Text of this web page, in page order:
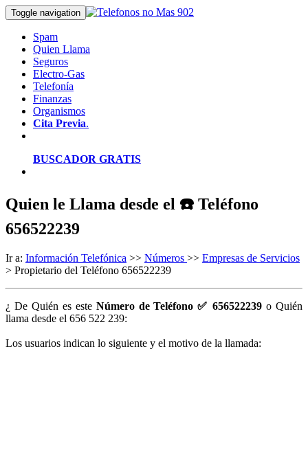
Toggle navigation
Spam
Quien Llama
Seguros
Electro-Gas
Telefonía
Finanzas
Organismos
Cita Previa.
BUSCADOR GRATIS
Quien le Llama desde el ☎️ Teléfono
656522239
Ir a: Información Telefónica >> Números >> Empresas de Servicios
> Propietario del Teléfono 656522239
¿ De Quién es este Número de Teléfono ✅ 656522239 o Quién
llama desde el 656 522 239:
Los usuarios indican lo siguiente y el motivo de la llamada: